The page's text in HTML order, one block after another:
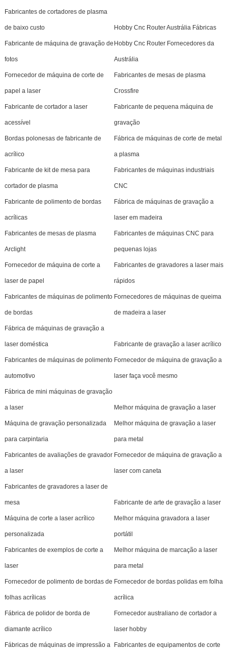
Fabricantes de cortadores de plasma
de baixo custo Hobby Cnc Router Austrália Fábricas
Fabricante de máquina de gravação de
fotos
Hobby Cnc Router Fornecedores da
Austrália
Fornecedor de máquina de corte de
papel a laser
Fabricantes de mesas de plasma
Crossfire
Fabricante de cortador a laser
acessível
Fabricante de pequena máquina de
gravação
Bordas polonesas de fabricante de
acrílico
Fábrica de máquinas de corte de metal
a plasma
Fabricante de kit de mesa para
cortador de plasma
Fabricantes de máquinas industriais
CNC
Fabricante de polimento de bordas
acrílicas
Fábrica de máquinas de gravação a
laser em madeira
Fabricantes de mesas de plasma
Arclight
Fabricantes de máquinas CNC para
pequenas lojas
Fornecedor de máquina de corte a
laser de papel
Fabricantes de gravadores a laser mais
rápidos
Fabricantes de máquinas de polimento
de bordas
Fornecedores de máquinas de queima
de madeira a laser
Fábrica de máquinas de gravação a
laser doméstica Fabricante de gravação a laser acrílico
Fabricantes de máquinas de polimento
automotivo
Fornecedor de máquina de gravação a
laser faça você mesmo
Fábrica de mini máquinas de gravação
a laser Melhor máquina de gravação a laser
Máquina de gravação personalizada
para carpintaria
Melhor máquina de gravação a laser
para metal
Fabricantes de avaliações de gravador
a laser
Fornecedor de máquina de gravação a
laser com caneta
Fabricantes de gravadores a laser de
mesa Fabricante de arte de gravação a laser
Máquina de corte a laser acrílico
personalizada
Melhor máquina gravadora a laser
portátil
Fabricantes de exemplos de corte a
laser
Melhor máquina de marcação a laser
para metal
Fornecedor de polimento de bordas de
folhas acrílicas
Fornecedor de bordas polidas em folha
acrílica
Fábrica de polidor de borda de
diamante acrílico
Fornecedor australiano de cortador a
laser hobby
Fábricas de máquinas de impressão a Fabricantes de equipamentos de corte